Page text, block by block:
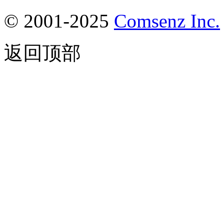
© 2001-2025 Comsenz Inc.
返回顶部